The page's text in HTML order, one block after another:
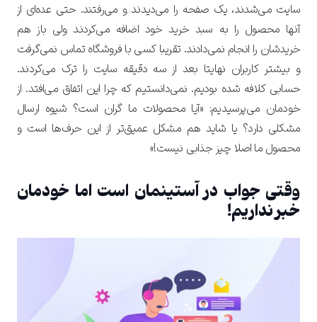
سایت می‌شدند، یک صفحه را می‌دیدند و می‌رفتند. حتی عده‌ای از
آنها محصول را به سبد خرید خود اضافه می‌کردند ولی باز هم
خریدشان را انجام نمی‌دادند. تقریبا کسی با فروشگاه تماس نمی‌گرفت
و بیشتر کاربران نهایتا بعد از سه دقیقه سایت را ترک می‌کردند.
حسابی کلافه شده بودیم. نمی‌دانستیم که چرا این اتفاق می‌افتد. از
خودمان می‌پرسیدیم: «آیا محصولات ما گران است؟ شیوه ارسال
مشکلی دارد؟ یا شاید هم مشکل عمیق‌تر از این حرف‌ها است و
محصول ما اصلا چیز جذابی نیست!»
وقتی جواب در آستینمان است اما خودمان
خبر نداریم!